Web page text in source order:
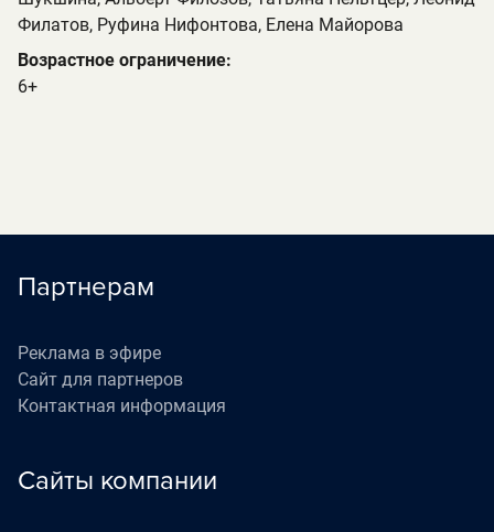
Филатов, Руфина Нифонтова, Елена Майорова
Возрастное ограничение:
6+
Партнерам
Реклама в эфире
Сайт для партнеров
Контактная информация
Сайты компании